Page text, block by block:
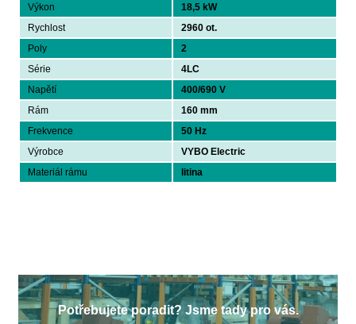
Výkon
18,5 kW
Rychlost
2960 ot.
Poly
2
Série
4LC
Napětí
400/690 V
Rám
160 mm
Frekvence
50 Hz
Výrobce
VYBO Electric
Materiál rámu
litina
Potřebujete poradit? Jsme tady pro vás.